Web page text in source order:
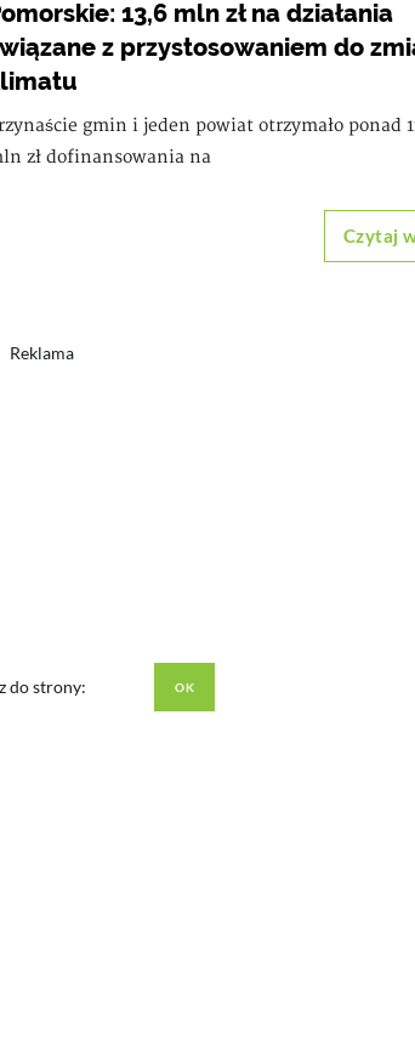
13,6 mln zł na działania
z przystosowaniem do
gmin i jeden powiat otrzymało ponad
zł dofinansowania na
Czytaj
Reklama
do strony: